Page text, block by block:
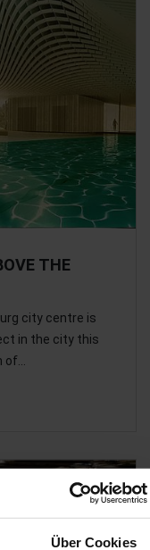
Über Cookies
THE
city centre is
in the city this
of…